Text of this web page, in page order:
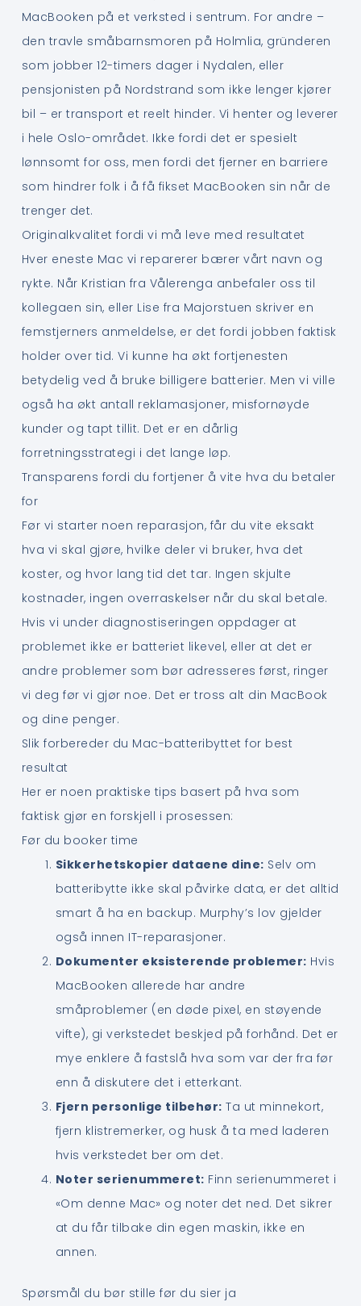
MacBooken på et verksted i sentrum. For andre –
den travle småbarnsmoren på Holmlia, gründeren
som jobber 12-timers dager i Nydalen, eller
pensjonisten på Nordstrand som ikke lenger kjører
bil – er transport et reelt hinder. Vi henter og leverer
i hele Oslo-området. Ikke fordi det er spesielt
lønnsomt for oss, men fordi det fjerner en barriere
som hindrer folk i å få fikset MacBooken sin når de
trenger det.
Originalkvalitet fordi vi må leve med resultatet
Hver eneste Mac vi reparerer bærer vårt navn og
rykte. Når Kristian fra Vålerenga anbefaler oss til
kollegaen sin, eller Lise fra Majorstuen skriver en
femstjerners anmeldelse, er det fordi jobben faktisk
holder over tid. Vi kunne ha økt fortjenesten
betydelig ved å bruke billigere batterier. Men vi ville
også ha økt antall reklamasjoner, misfornøyde
kunder og tapt tillit. Det er en dårlig
forretningsstrategi i det lange løp.
Transparens fordi du fortjener å vite hva du betaler
for
Før vi starter noen reparasjon, får du vite eksakt
hva vi skal gjøre, hvilke deler vi bruker, hva det
koster, og hvor lang tid det tar. Ingen skjulte
kostnader, ingen overraskelser når du skal betale.
Hvis vi under diagnostiseringen oppdager at
problemet ikke er batteriet likevel, eller at det er
andre problemer som bør adresseres først, ringer
vi deg før vi gjør noe. Det er tross alt din MacBook
og dine penger.
Slik forbereder du Mac-batteribyttet for best
resultat
Her er noen praktiske tips basert på hva som
faktisk gjør en forskjell i prosessen:
Før du booker time
Sikkerhetskopier dataene dine: Selv om
batteribytte ikke skal påvirke data, er det alltid
smart å ha en backup. Murphy’s lov gjelder
også innen IT-reparasjoner.
Dokumenter eksisterende problemer: Hvis
MacBooken allerede har andre
småproblemer (en døde pixel, en støyende
vifte), gi verkstedet beskjed på forhånd. Det er
mye enklere å fastslå hva som var der fra før
enn å diskutere det i etterkant.
Fjern personlige tilbehør: Ta ut minnekort,
fjern klistremerker, og husk å ta med laderen
hvis verkstedet ber om det.
Noter serienummeret: Finn serienummeret i
«Om denne Mac» og noter det ned. Det sikrer
at du får tilbake din egen maskin, ikke en
annen.
Spørsmål du bør stille før du sier ja